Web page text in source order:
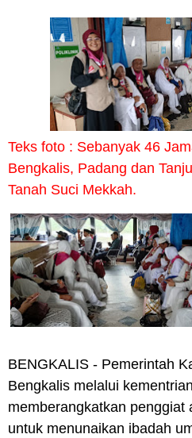
Teks foto : Sebanyak 46
Bengkalis, Padang dan
Tanah Suci Mekkah.
BENGKALIS - Pemerintah
Bengkalis melalui
memberangkatkan penggiat
untuk menunaikan ibadah